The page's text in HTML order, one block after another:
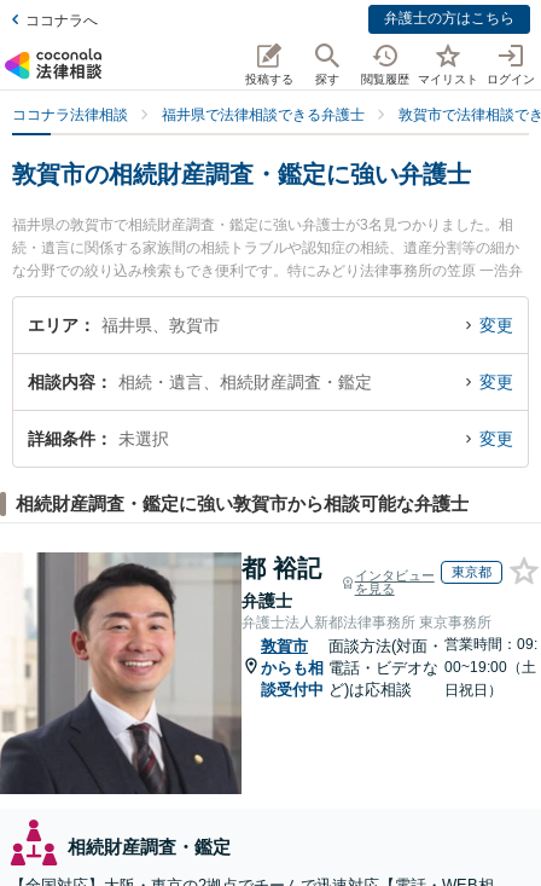
ココナラへ 弁護士の方はこちら
投稿する 探す 閲覧履歴 マイリスト ログイン
ココナラ法律相談 福井県で法律相談できる弁護士 敦賀市で法律相談で
敦賀市の相続財産調査・鑑定に強い弁護士
福井県の敦賀市で相続財産調査・鑑定に強い弁護士が3名見つかりました。相
続・遺言に関係する家族間の相続トラブルや認知症の相続、遺産分割等の細か
な分野での絞り込み検索もでき便利です。特にみどり法律事務所の笠原 一浩弁
護士や堺法律事務所の上原 千可子弁護士、堺法律事務所の元山 詩菜弁護士のプ
ロフィール情報や弁護士費用、強みなどが注目されています。『敦賀市で土日
や夜間に発生した相続財産調査・鑑定のトラブルを今すぐに弁護士に相談した
たい』『初回相談無料で相続財産調査・鑑定を法律相談できる敦賀市内の弁護
士に相談予約したい』などでお困りの相談者さんにおすすめです。
エリア 福井県、敦賀市 変更
相談内容 相続・遺言、相続財産調査・鑑定 変更
詳細条件 未選択 変更
相続財産調査・鑑定に強い敦賀市から相談可能な弁護士
都 裕記
弁護士
インタビュー
を見る
東京都
弁護士法人新都法律事務所 東京事務所
敦賀市
からも相
談受付中
面談方法(対面・
電話・ビデオな
ど)は応相談
営業時間：09:
00~19:00（土
日祝日）
相続財産調査・鑑定